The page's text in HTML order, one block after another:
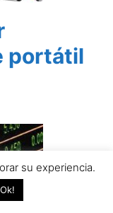
portátil
su experiencia.
Ok!